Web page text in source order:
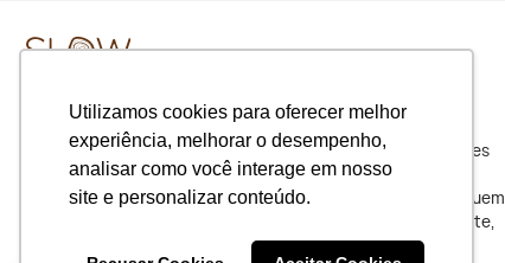
Utilizamos cookies para oferecer melhor
experiência, melhorar o desempenho,
analisar como você interage em nosso
site e personalizar conteúdo.
Slow Beauty é uma loja on-line de produtos com ingredientes
naturais e orgânicos. Oferecemos escolhas coerentes, os
produtos naturais proporcionam saúde e bem estar para quem
os usam e não geram descarte de resíduos no meio ambiente,
respeitando sempre o nosso planeta.